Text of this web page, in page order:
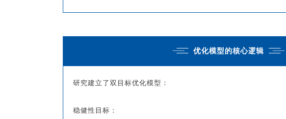
优化模型的核心逻辑
研究建立了双目标优化模型：
稳健性目标：